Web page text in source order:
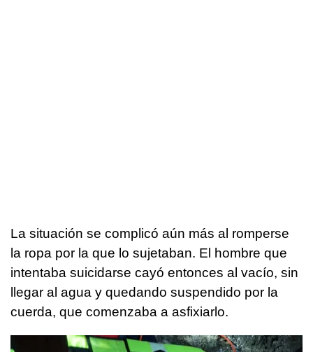
La situación se complicó aún más al romperse
la ropa por la que lo sujetaban. El hombre que
intentaba suicidarse cayó entonces al vacío, sin
llegar al agua y quedando suspendido por la
cuerda, que comenzaba a asfixiarlo.